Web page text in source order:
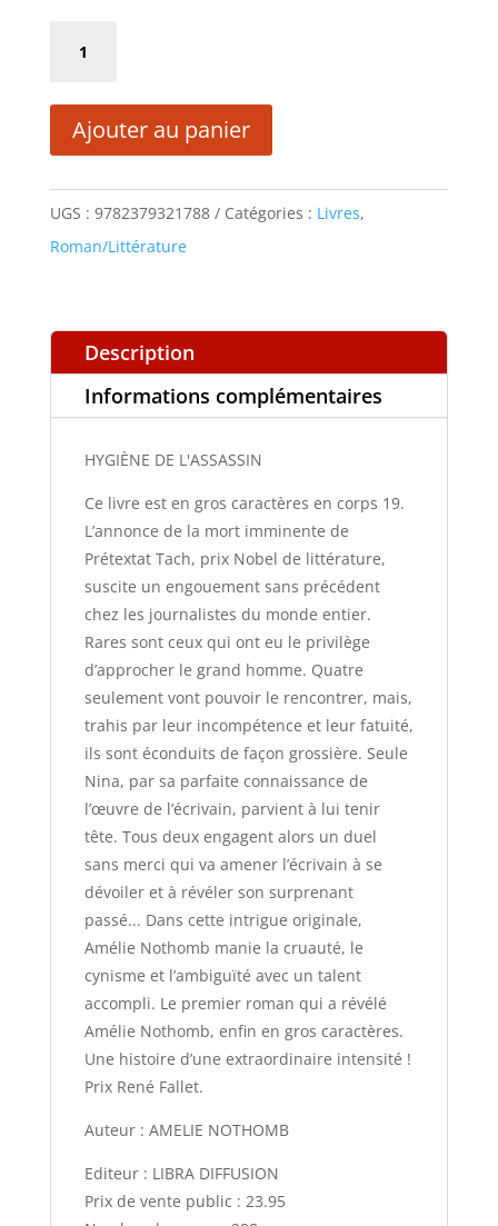
23,95 €.11,98 €.
HYGIÈNE
Ajouter au panier
UGS : 9782379321788 Catégories : Livres,
Roman/Littérature
Description
Informations complémentaires
HYGIÈNE DE L'ASSASSIN
Ce livre est en gros caractères en corps 19.
L’annonce de la mort imminente de
Prétextat Tach, prix Nobel de littérature,
suscite un engouement sans précédent
chez les journalistes du monde entier.
Rares sont ceux qui ont eu le privilège
d’approcher le grand homme. Quatre
seulement vont pouvoir le rencontrer, mais,
trahis par leur incompétence et leur fatuité,
ils sont éconduits de façon grossière. Seule
Nina, par sa parfaite connaissance de
l’œuvre de l’écrivain, parvient à lui tenir
tête. Tous deux engagent alors un duel
sans merci qui va amener l’écrivain à se
dévoiler et à révéler son surprenant
passé... Dans cette intrigue originale,
Amélie Nothomb manie la cruauté, le
cynisme et l’ambiguïté avec un talent
accompli. Le premier roman qui a révélé
Amélie Nothomb, enfin en gros caractères.
Une histoire d’une extraordinaire intensité !
Prix René Fallet.
Auteur : AMELIE NOTHOMB
Editeur : LIBRA DIFFUSION
Prix de vente public : 23.95